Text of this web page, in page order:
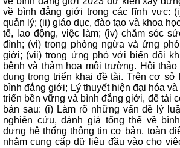
về bình đẳng giới trong các lĩnh vực:
quản lý; (ii) giáo dục, đào tạo và khoa
tế, lao động, việc làm; (iv) chăm sóc
đình; (vi) trong phòng ngừa và ứng
giới; (vii) trong ứng phó với biến đổi
bệnh và thảm họa môi trường. Hội
dung trong triển khai đề tài. Trên cơ sở
bình đẳng giới; Lý thuyết hiện đại hóa
triển bền vững và bình đẳng giới, để tài
bản sau: (i) Làm rõ những vấn đề lý
nghiên cứu, đánh giá tổng thể về
dựng hệ thống thông tin cơ bản, toàn
nhằm cung cấp dữ liệu đầu vào cho